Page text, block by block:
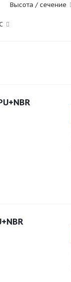
Высота / сечение